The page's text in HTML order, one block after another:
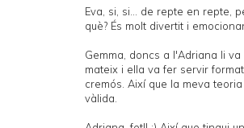
Eva, si, si... de repte en repte,
què? És molt divertit i
Gemma, doncs a l'Adriana li
mateix i ella va fer servir
cremós. Així que la meva
vàlida.